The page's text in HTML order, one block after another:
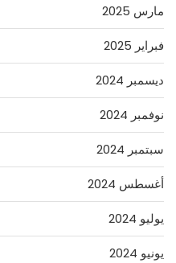
مارس 2025
فبراير 2025
ديسمبر 2024
نوفمبر 2024
سبتمبر 2024
أغسطس 2024
يوليو 2024
يونيو 2024